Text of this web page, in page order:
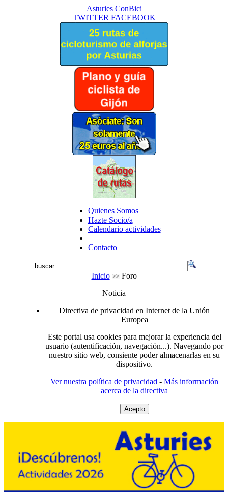
Asturies ConBici
TWITTER FACEBOOK
Quienes Somos
Hazte Socio/a
Calendario actividades
Contacto
Inicio
Foro
Noticia
Directiva de privacidad en Internet de la Unión
Europea
Este portal usa cookies para mejorar la experiencia del
usuario (autentificación, navegación...). Navegando por
nuestro sitio web, consiente poder almacenarlas en su
dispositivo.
Ver nuestra política de privacidad - Más información
acerca de la directiva
Acepto